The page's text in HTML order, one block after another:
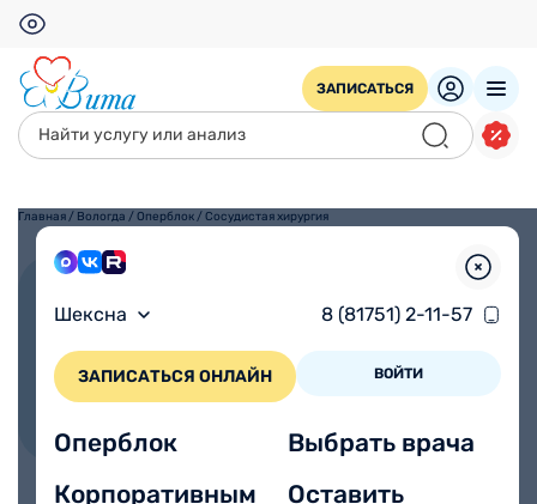
ЗАПИСАТЬСЯ
Шексна 8 (81751) 2-11-57
ЗАПИСАТЬСЯ ОНЛАЙН ВОЙТИ
Оперблок
Корпоративным
Выбрать врача
Оставить
Главная / Вологда /Оперблок /Сосудистая хирургия